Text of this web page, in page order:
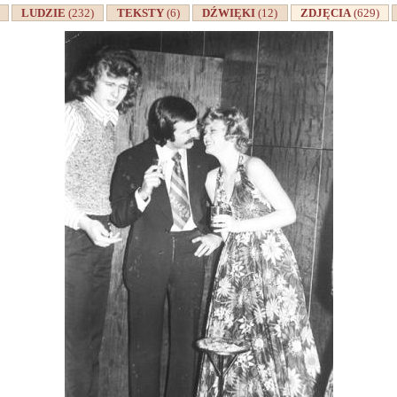
LUDZIE(232) TEKSTY (6) DŹWIĘKI(12) ZDJĘCIA(629)